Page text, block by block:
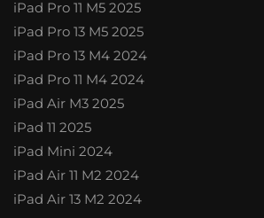
iPad Pro 11 M5 2025
iPad Pro 13 M5 2025
iPad Pro 13 M4 2024
iPad Pro 11 M4 2024
iPad Air M3 2025
iPad 11 2025
iPad Mini 2024
iPad Air 11 M2 2024
iPad Air 13 M2 2024